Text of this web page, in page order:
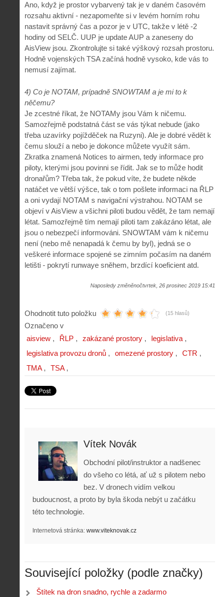
Ano, když je prostor vybarvený tak je v daném časovém
rozsahu aktivní - nezapomeňte si v levém horním rohu
nastavit správný čas a pozor je v UTC, takže v létě -2
hodiny od SELČ. UUP je update AUP a zaneseny do
AisView jsou. Zkontrolujte si také výškový rozsah prostoru.
Hodně vojenských TSA začíná hodně vysoko, kde vás to
nemusí zajímat.
4) Co je NOTAM, prípadně SNOWTAM a je mi to k
něčemu?
Je zcestné říkat, že NOTAMy jsou Vám k ničemu.
Samozřejmě podstatná část se vás týkat nebude (jako
třeba uzavírky pojížděček na Ruzyni). Ale je dobré vědět k
čemu slouží a nebo je dokonce můžete využít sám.
Zkratka znamená Notices to airmen, tedy informace pro
piloty, kterými jsou povinni se řídit. Jak se to může hodit
dronařům? Třeba tak, že pokud víte, že budete někde
natáčet ve větší výšce, tak o tom pošlete informaci na ŘLP
a oni vydají NOTAM s navigační výstrahou. NOTAM se
objeví v AisView a všichni piloti budou vědět, že tam nemají
létat. Samozřejmě tím nemají piloti tam zakázáno létat, ale
jsou o nebezpečí informováni. SNOWTAM vám k ničemu
není (nebo mě nenapadá k čemu by byl), jedná se o
veškeré informace spojené se zimním počasím na daném
letišti - pokrytí runwaye sněhem, brzdící koeficient atd.
Naposledy změněnočtvrtek, 26 prosinec 2019 15:41
Ohodnotit tuto položku (15 hlasů)
Označeno v
aisview
ŘLP zakázané prostory
legislativa
legislativa provozu dronů
omezené prostory
CTR
TMA
TSA
Vítek Novák
Obchodní pilot/instruktor a nadšenec
do všeho co létá, ať už s pilotem nebo
bez. V dronech vidím velkou
budoucnost, a proto by byla škoda nebýt u začátku
této technologie.
Internetová stránka: www.viteknovak.cz
Související položky (podle značky)
Štítek na dron snadno, rychle a zadarmo